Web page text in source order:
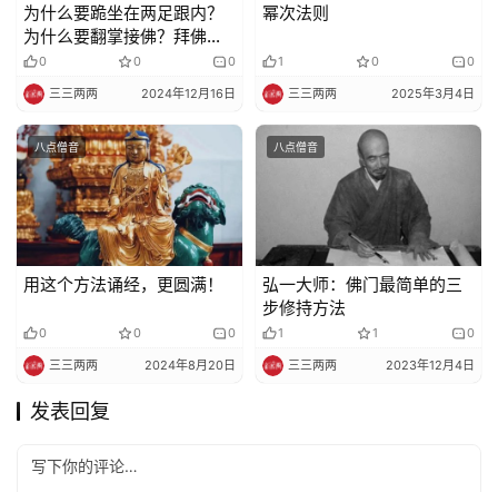
为什么要跪坐在两足跟内？
为什么要翻掌接佛？拜佛里
细节的来源
0 0 0
三三两两 2024年12月16日
幂次法则
1 0 0
三三两两 2025年3月4日
八点僧音
用这个方法诵经，更圆满！
0 0 0
三三两两 2024年8月20日
八点僧音
弘一大师：佛门最简单的三
步修持方法
1 1 0
三三两两 2023年12月4日
发表回复